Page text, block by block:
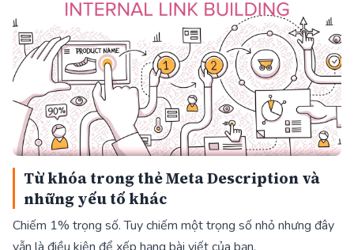
Từ khóa trong thẻ Meta Description và
những yếu tố khác
Chiếm 1% trọng số. Tuy chiếm một trọng số nhỏ nhưng đây